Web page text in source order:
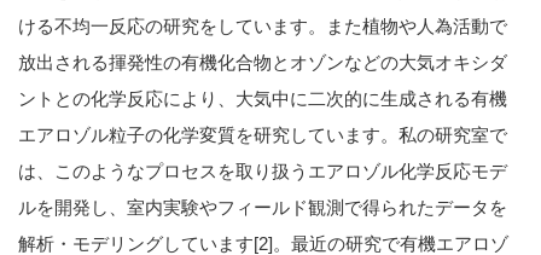
ける不均一反応の研究をしています。また植物や人為活動で
放出される揮発性の有機化合物とオゾンなどの大気オキシダ
ントとの化学反応により、大気中に二次的に生成される有機
エアロゾル粒子の化学変質を研究しています。私の研究室で
は、このようなプロセスを取り扱うエアロゾル化学反応モデ
ルを開発し、室内実験やフィールド観測で得られたデータを
解析・モデリングしています[2]。最近の研究で有機エアロゾ